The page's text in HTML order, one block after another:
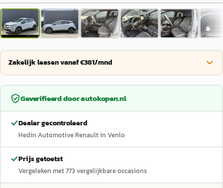
Zakelijk leasen vanaf €381/mnd
Geverifieerd doorautokopen.nl
Dealer gecontroleerd
Hedin Automotive Renault in Venlo
Prijs getoetst
Vergeleken met773 vergelijkbare occasions